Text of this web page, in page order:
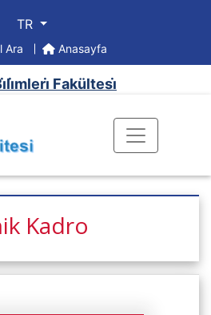
TR
Ara Anasayfa
Fakültesi̇
Kadro